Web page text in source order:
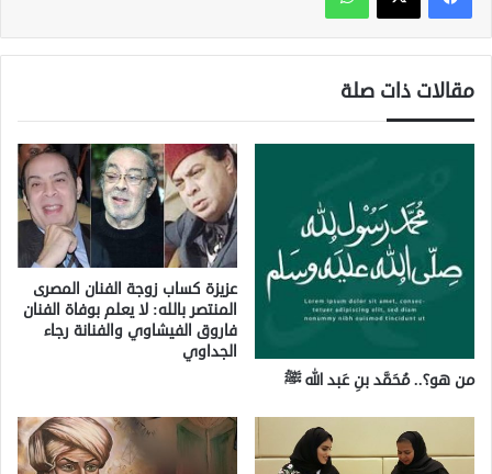
مقالات ذات صلة
من هو؟.. مُحَمَّد بنِ عَبد الله ﷺ
عزيزة كساب زوجة الفنان المصرى
المنتصر بالله: لا يعلم بوفاة الفنان
فاروق الفيشاوي والفنانة رجاء
الجداوي